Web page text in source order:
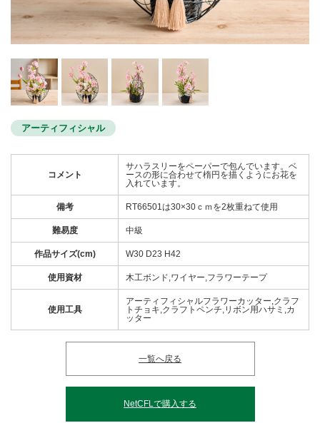
アーティフィシャル
コメント
サハラスリーをペーパーで包んでいます。ベ
ースの形に合わせて楕円を描くようにお花を
入れています。
備考 RT66501は30×30ｃｍを2枚重ねて使用
難易度 中級
作品サイズ(cm) W30 D23 H42
使用資材 木工ボンド,ワイヤー,フラワーテープ
使用工具
アーティフィシャルフラワーカッター,クラフ
トチョキ,クラフトペンチ,リボン用ハサミ,カ
ッター
一覧へ戻る
NetCFLで購入する